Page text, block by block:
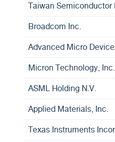
Taiwan
Broadcom Inc.
Advanced Micro
Micron Technology, Inc.
ASML Holding N.V.
Applied Materials, Inc.
Texas Instruments